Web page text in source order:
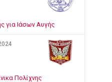
για Ιάσων Αυγής
Πολίχνης